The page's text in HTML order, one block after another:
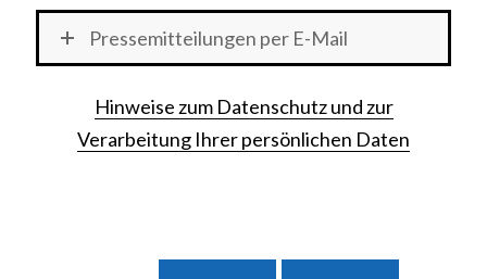
Pressemitteilungen per E-Mail
Hinweise zum Datenschutz und zur
Verarbeitung Ihrer persönlichen Daten